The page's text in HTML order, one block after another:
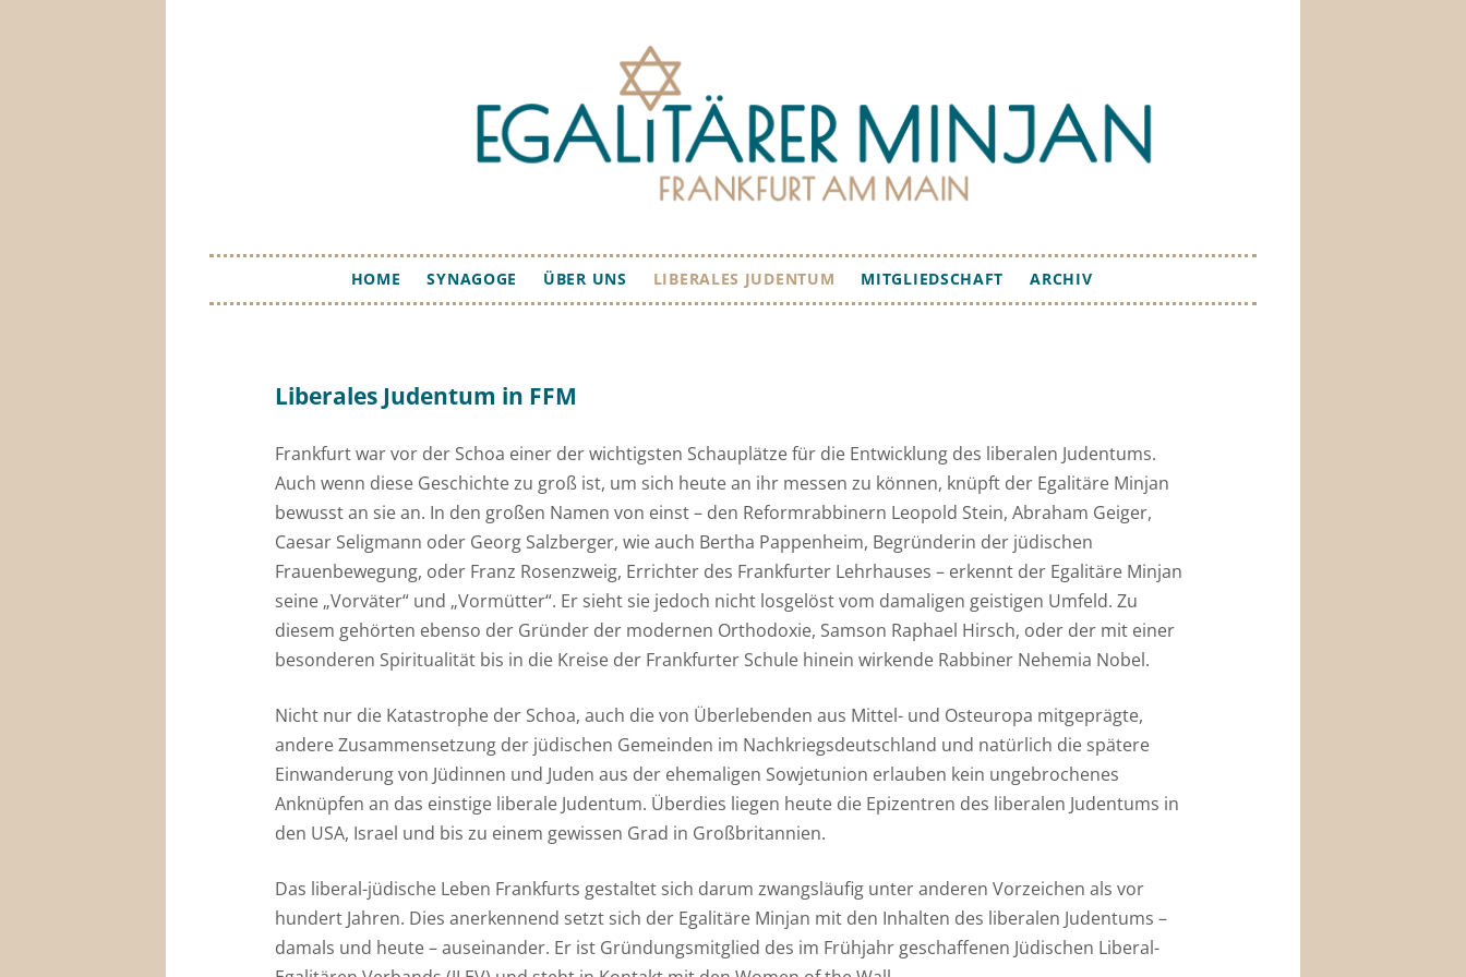
Zum
Inhalt
springen
HOME SYNAGOGE ÜBER UNS
STRUKTUR &
LEITUNGSGREMIEN
LIBERALES JUDENTUM MITGLIEDSCHAFT ARCHIV
Liberales Judentum in FFM
Frankfurt war vor der Schoa einer der wichtigsten Schauplätze für die Entwicklung des liberalen Judentums.
Auch wenn diese Geschichte zu groß ist, um sich heute an ihr messen zu können, knüpft der Egalitäre Minjan
bewusst an sie an. In den großen Namen von einst – den Reformrabbinern Leopold Stein, Abraham Geiger,
Caesar Seligmann oder Georg Salzberger, wie auch Bertha Pappenheim, Begründerin der jüdischen
Frauenbewegung, oder Franz Rosenzweig, Errichter des Frankfurter Lehrhauses – erkennt der Egalitäre Minjan
seine „Vorväter“ und „Vormütter“. Er sieht sie jedoch nicht losgelöst vom damaligen geistigen Umfeld. Zu
diesem gehörten ebenso der Gründer der modernen Orthodoxie, Samson Raphael Hirsch, oder der mit einer
besonderen Spiritualität bis in die Kreise der Frankfurter Schule hinein wirkende Rabbiner Nehemia Nobel.
Nicht nur die Katastrophe der Schoa, auch die von Überlebenden aus Mittel- und Osteuropa mitgeprägte,
andere Zusammensetzung der jüdischen Gemeinden im Nachkriegsdeutschland und natürlich die spätere
Einwanderung von Jüdinnen und Juden aus der ehemaligen Sowjetunion erlauben kein ungebrochenes
Anknüpfen an das einstige liberale Judentum. Überdies liegen heute die Epizentren des liberalen Judentums in
den USA, Israel und bis zu einem gewissen Grad in Großbritannien.
Das liberal-jüdische Leben Frankfurts gestaltet sich darum zwangsläufig unter anderen Vorzeichen als vor
hundert Jahren. Dies anerkennend setzt sich der Egalitäre Minjan mit den Inhalten des liberalen Judentums –
damals und heute – auseinander. Er ist Gründungsmitglied des im Frühjahr geschaffenen Jüdischen Liberal-